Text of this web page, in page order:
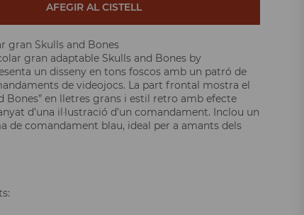
AFEGIR AL CISTELL
gran Skulls and Bones
gran adaptable Skulls and Bones by
un disseny en tons foscos amb un patró de
de videojocs. La part frontal mostra el
Bones” en lletres grans i estil retro amb efecte
d’una il·lustració d’un comandament. Inclou un
de comandament blau, ideal per a amants dels